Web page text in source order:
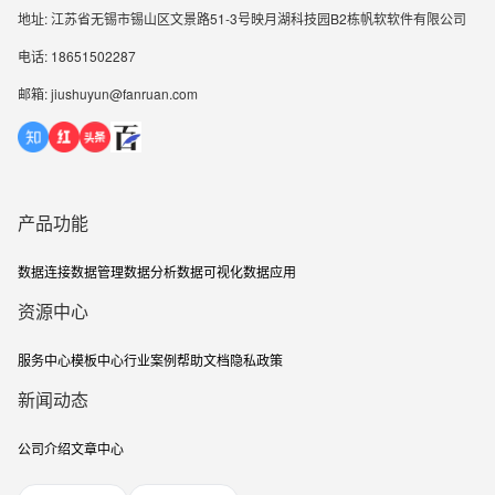
地址: 江苏省无锡市锡山区文景路51-3号映月湖科技园B2栋帆软软件有限公司
电话: 18651502287
邮箱: jiushuyun@fanruan.com
产品功能
数据连接数据管理数据分析数据可视化数据应用
资源中心
服务中心模板中心行业案例帮助文档隐私政策
新闻动态
公司介绍文章中心